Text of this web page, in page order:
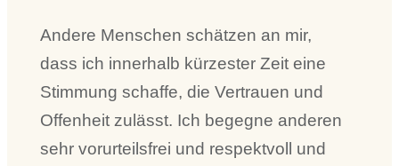
Andere Menschen schätzen an mir,
dass ich innerhalb kürzester Zeit eine
Stimmung schaffe, die Vertrauen und
Offenheit zulässt. Ich begegne anderen
sehr vorurteilsfrei und respektvoll und